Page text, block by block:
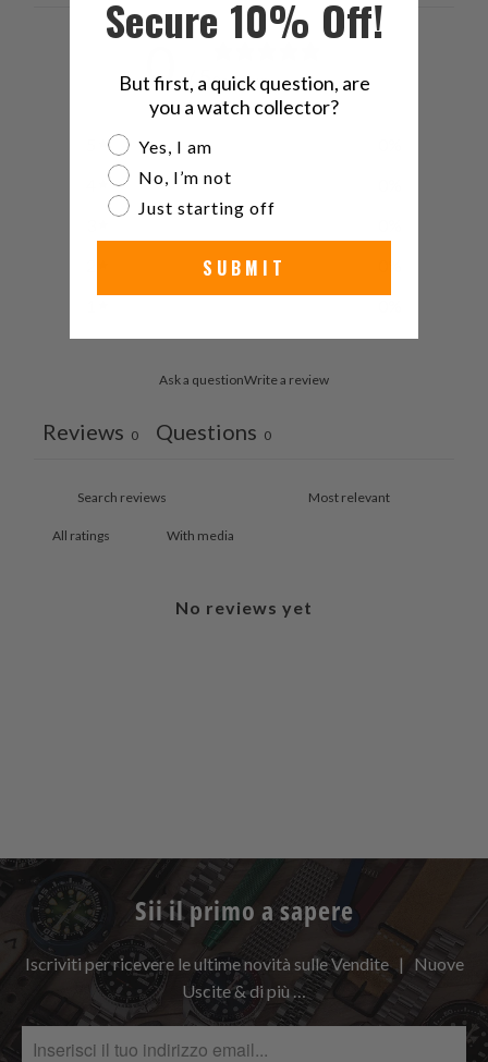
0 / 50 reviews
Ask a questionWrite a review
Reviews 0 Questions 0
With media
No reviews yet
Sii il primo a sapere
Iscriviti per ricevere le ultime novità sulle Vendite | Nuove
Uscite & di più …
Secure 10% Off!
But first, a quick question, are
you a watch collector?
Are you a watch collector?
Yes, I am
No, I’m not
Just starting off
SUBMIT